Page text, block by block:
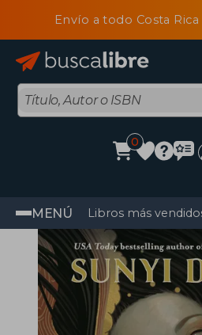
Envío a todo Costa
0
MENÚ Libros más